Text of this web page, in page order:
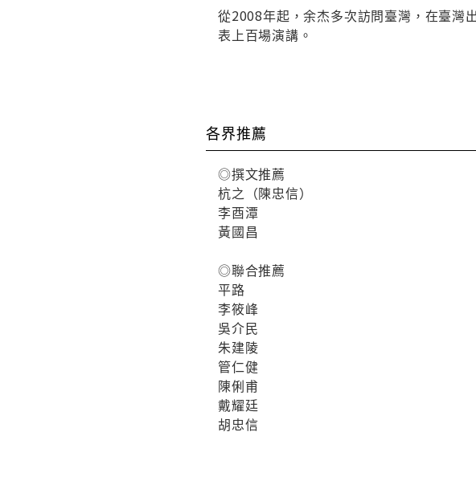
從2008年起，余杰多次訪問臺灣，在臺灣
表上百場演講。
各界推薦
◎撰文推薦
杭之（陳忠信）
李酉潭
黃國昌
◎聯合推薦
平路
李筱峰
吳介民
朱建陵
管仁健
陳俐甫
戴耀廷
胡忠信